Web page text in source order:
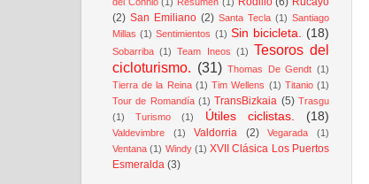
(2) San Emiliano (2) Santa Tecla (1) Santiago
Millas (1) Sentimientos (1) Sin bicicleta. (18)
Sobarriba (1) Team Ineos (1) Tesoros del
cicloturismo. (31) Thomas De Gendt (1)
Tierra de la Reina (1) Tim Wellens (1) Titanio (1)
Tour de Romandía (1) TransBizkaia (5) Trasgu
(1)
Turismo (1) Útiles ciclistas. (18)
Valdevimbre (1) Valdorria (2) Vegarada
(1)
Ventana (1) Windy (1) XVII Clásica Los Puertos
Esmeralda (3)